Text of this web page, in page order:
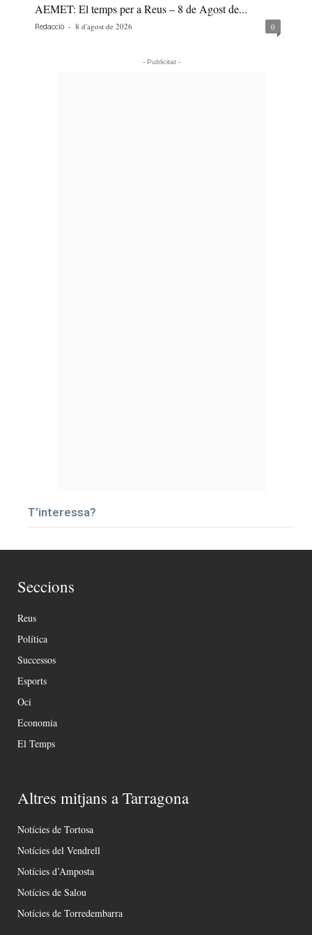
AEMET: El temps per a Reus – 8 de Agost de...
Redacció - 8 d'agost de 2026 0
- Publicitat -
T’interessa?
Seccions
Reus
Política
Successos
Esports
Oci
Economia
El Temps
Altres mitjans a Tarragona
Notícies de Tortosa
Notícies del Vendrell
Notícies d’Amposta
Notícies de Salou
Notícies de Torredembarra